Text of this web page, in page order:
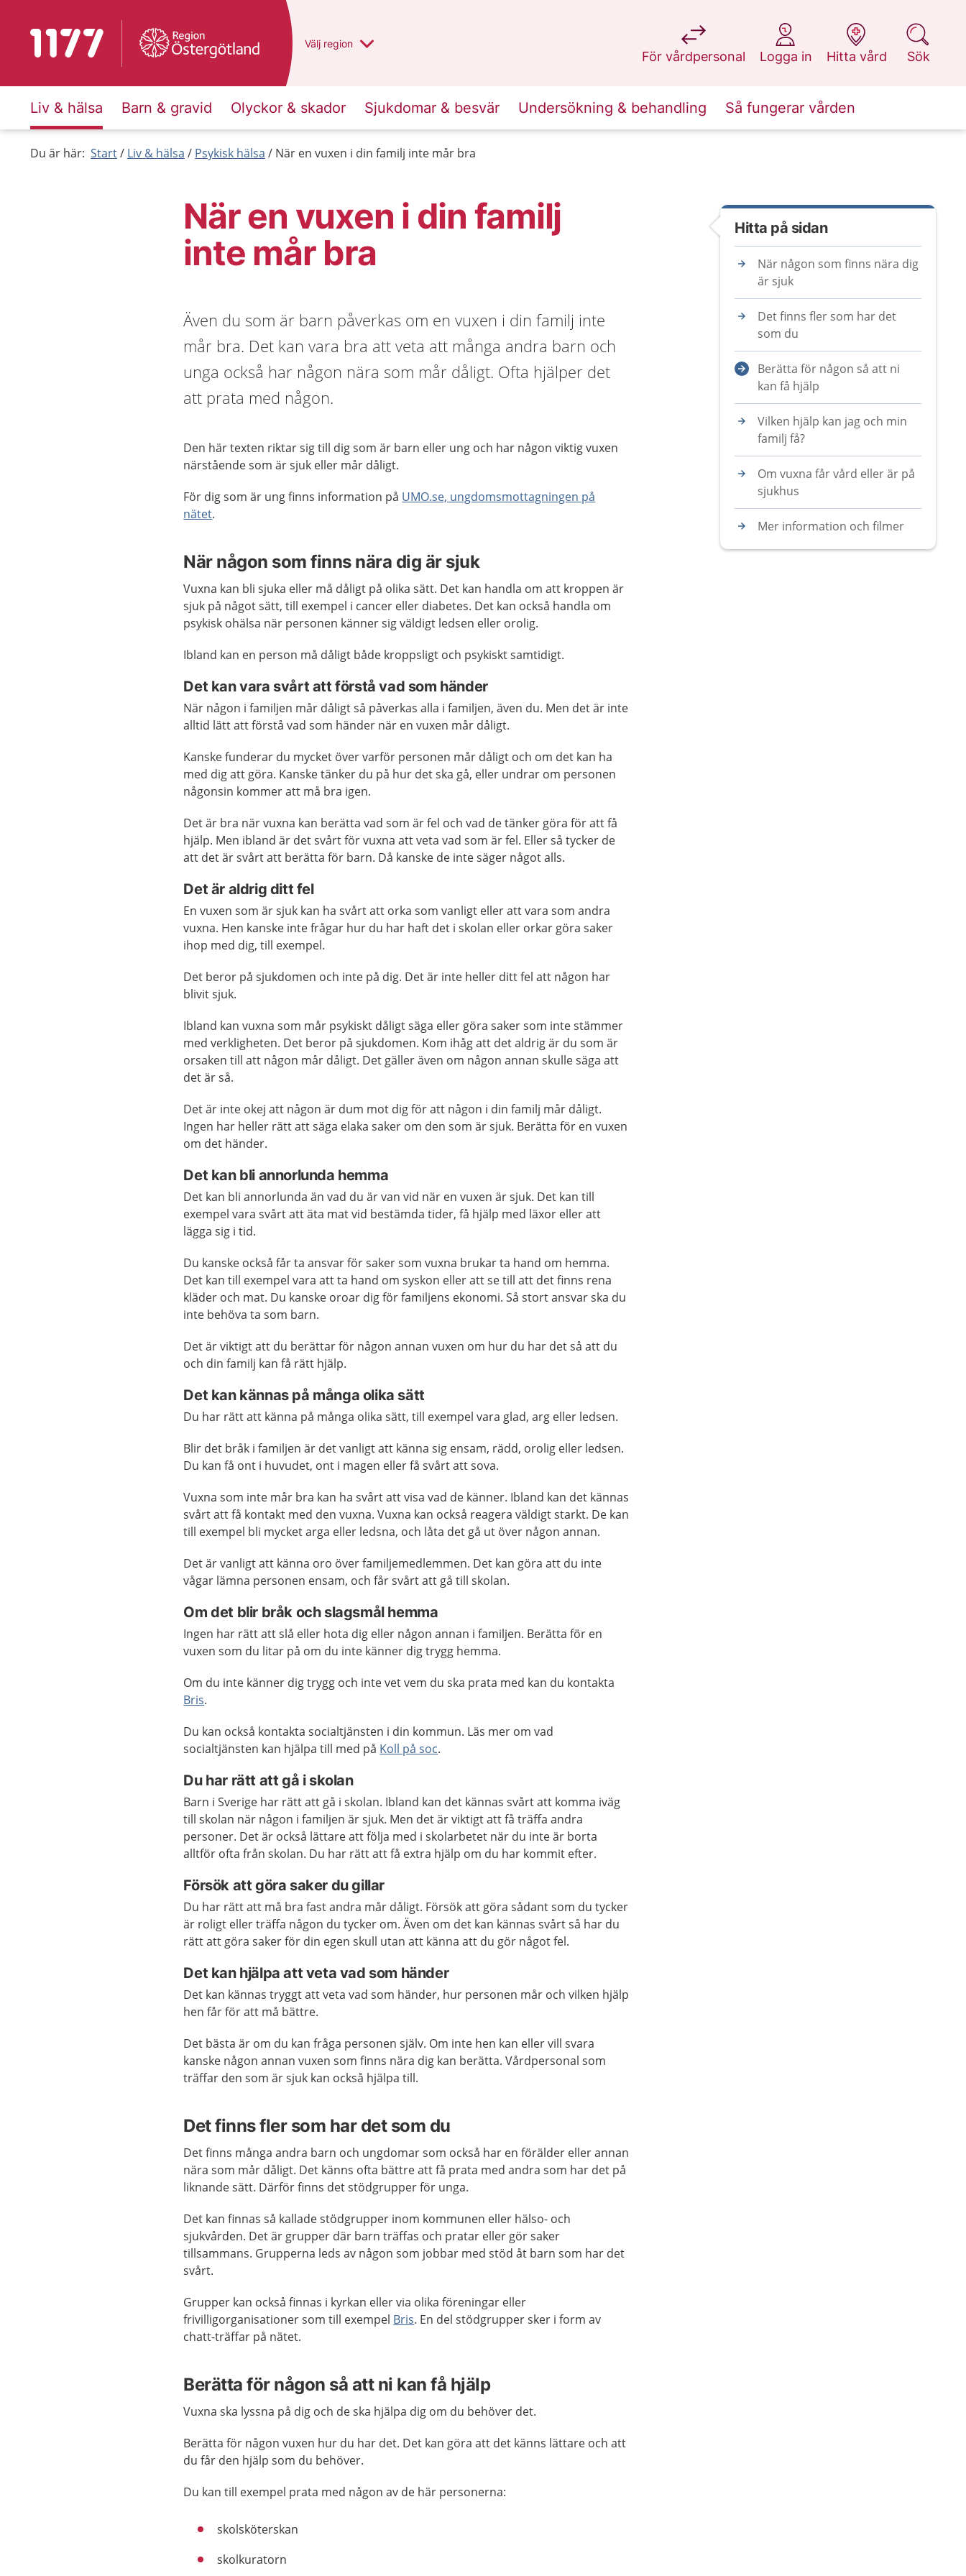
Till startsidan för 1177 Du har valt region
Välj en annan
region
För vårdpersonal
på 1177.se
Logga in
på 1177.se
Hitta vård
på 1177.se
Sök
på 1177.se
Liv & hälsa Barn & gravid Olyckor & skador Sjukdomar & besvär Undersökning & behandling Så fungerar vården
Du är här: Start Liv & hälsa Psykisk hälsa När en vuxen i din familj inte mår bra
När en vuxen i din familj
inte mår bra
Även du som är barn påverkas om en vuxen i din familj inte
mår bra. Det kan vara bra att veta att många andra barn och
unga också har någon nära som mår dåligt. Ofta hjälper det
att prata med någon.
Den här texten riktar sig till dig som är barn eller ung och har någon viktig vuxen
närstående som är sjuk eller mår dåligt.
För dig som är ung finns information på UMO.se, ungdomsmottagningen på
nätet.
När någon som finns nära dig är sjuk
Vuxna kan bli sjuka eller må dåligt på olika sätt. Det kan handla om att kroppen är
sjuk på något sätt, till exempel i cancer eller diabetes. Det kan också handla om
psykisk ohälsa när personen känner sig väldigt ledsen eller orolig.
Ibland kan en person må dåligt både kroppsligt och psykiskt samtidigt.
Det kan vara svårt att förstå vad som händer
När någon i familjen mår dåligt så påverkas alla i familjen, även du. Men det är inte
alltid lätt att förstå vad som händer när en vuxen mår dåligt.
Kanske funderar du mycket över varför personen mår dåligt och om det kan ha
med dig att göra. Kanske tänker du på hur det ska gå, eller undrar om personen
någonsin kommer att må bra igen.
Det är bra när vuxna kan berätta vad som är fel och vad de tänker göra för att få
hjälp. Men ibland är det svårt för vuxna att veta vad som är fel. Eller så tycker de
att det är svårt att berätta för barn. Då kanske de inte säger något alls.
Det är aldrig ditt fel
En vuxen som är sjuk kan ha svårt att orka som vanligt eller att vara som andra
vuxna. Hen kanske inte frågar hur du har haft det i skolan eller orkar göra saker
ihop med dig, till exempel.
Det beror på sjukdomen och inte på dig. Det är inte heller ditt fel att någon har
blivit sjuk.
Ibland kan vuxna som mår psykiskt dåligt säga eller göra saker som inte stämmer
med verkligheten. Det beror på sjukdomen. Kom ihåg att det aldrig är du som är
orsaken till att någon mår dåligt. Det gäller även om någon annan skulle säga att
det är så.
Det är inte okej att någon är dum mot dig för att någon i din familj mår dåligt.
Ingen har heller rätt att säga elaka saker om den som är sjuk. Berätta för en vuxen
om det händer.
Det kan bli annorlunda hemma
Det kan bli annorlunda än vad du är van vid när en vuxen är sjuk. Det kan till
exempel vara svårt att äta mat vid bestämda tider, få hjälp med läxor eller att
lägga sig i tid.
Du kanske också får ta ansvar för saker som vuxna brukar ta hand om hemma.
Det kan till exempel vara att ta hand om syskon eller att se till att det finns rena
kläder och mat. Du kanske oroar dig för familjens ekonomi. Så stort ansvar ska du
inte behöva ta som barn.
Det är viktigt att du berättar för någon annan vuxen om hur du har det så att du
och din familj kan få rätt hjälp.
Det kan kännas på många olika sätt
Du har rätt att känna på många olika sätt, till exempel vara glad, arg eller ledsen.
Blir det bråk i familjen är det vanligt att känna sig ensam, rädd, orolig eller ledsen.
Du kan få ont i huvudet, ont i magen eller få svårt att sova.
Vuxna som inte mår bra kan ha svårt att visa vad de känner. Ibland kan det kännas
svårt att få kontakt med den vuxna. Vuxna kan också reagera väldigt starkt. De kan
till exempel bli mycket arga eller ledsna, och låta det gå ut över någon annan.
Det är vanligt att känna oro över familjemedlemmen. Det kan göra att du inte
vågar lämna personen ensam, och får svårt att gå till skolan.
Om det blir bråk och slagsmål hemma
Ingen har rätt att slå eller hota dig eller någon annan i familjen. Berätta för en
vuxen som du litar på om du inte känner dig trygg hemma.
Om du inte känner dig trygg och inte vet vem du ska prata med kan du kontakta
Bris.
Du kan också kontakta socialtjänsten i din kommun. Läs mer om vad
socialtjänsten kan hjälpa till med på Koll på soc.
Du har rätt att gå i skolan
Barn i Sverige har rätt att gå i skolan. Ibland kan det kännas svårt att komma iväg
till skolan när någon i familjen är sjuk. Men det är viktigt att få träffa andra
personer. Det är också lättare att följa med i skolarbetet när du inte är borta
alltför ofta från skolan. Du har rätt att få extra hjälp om du har kommit efter.
Försök att göra saker du gillar
Du har rätt att må bra fast andra mår dåligt. Försök att göra sådant som du tycker
är roligt eller träffa någon du tycker om. Även om det kan kännas svårt så har du
rätt att göra saker för din egen skull utan att känna att du gör något fel.
Det kan hjälpa att veta vad som händer
Det kan kännas tryggt att veta vad som händer, hur personen mår och vilken hjälp
hen får för att må bättre.
Det bästa är om du kan fråga personen själv. Om inte hen kan eller vill svara
kanske någon annan vuxen som finns nära dig kan berätta. Vårdpersonal som
träffar den som är sjuk kan också hjälpa till.
Det finns fler som har det som du
Det finns många andra barn och ungdomar som också har en förälder eller annan
nära som mår dåligt. Det känns ofta bättre att få prata med andra som har det på
liknande sätt. Därför finns det stödgrupper för unga.
Det kan finnas så kallade stödgrupper inom kommunen eller hälso- och
sjukvården. Det är grupper där barn träffas och pratar eller gör saker
tillsammans. Grupperna leds av någon som jobbar med stöd åt barn som har det
svårt.
Grupper kan också finnas i kyrkan eller via olika föreningar eller
frivilligorganisationer som till exempel Bris. En del stödgrupper sker i form av
chatt-träffar på nätet.
Berätta för någon så att ni kan få hjälp
Vuxna ska lyssna på dig och de ska hjälpa dig om du behöver det.
Berätta för någon vuxen hur du har det. Det kan göra att det känns lättare och att
du får den hjälp som du behöver.
Du kan till exempel prata med någon av de här personerna:
skolsköterskan
skolkuratorn
Hitta på sidan
När någon som finns nära dig
är sjuk
Det finns fler som har det
som du
Berätta för någon så att ni
kan få hjälp
Vilken hjälp kan jag och min
familj få?
Om vuxna får vård eller är på
sjukhus
Mer information och filmer